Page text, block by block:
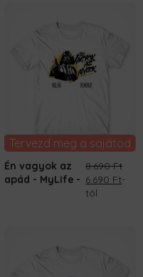
Tervezd meg a sajátod
Én vagyok az
apád - MyLife
8.690Ft
Original
price
6.690 Ft-
tól